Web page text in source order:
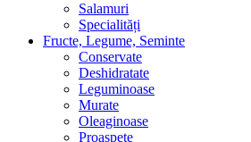
Salamuri
Specialități
Fructe, Legume, Seminte
Conservate
Deshidratate
Leguminoase
Murate
Oleaginoase
Proaspete